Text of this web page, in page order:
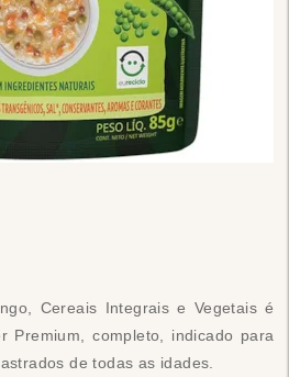
Cereais Integrais e Vegetais é
Premium, completo, indicado para
de todas as idades.